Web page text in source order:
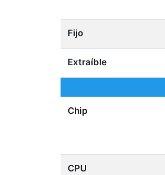
Fijo
Extraíble
Chip
CPU